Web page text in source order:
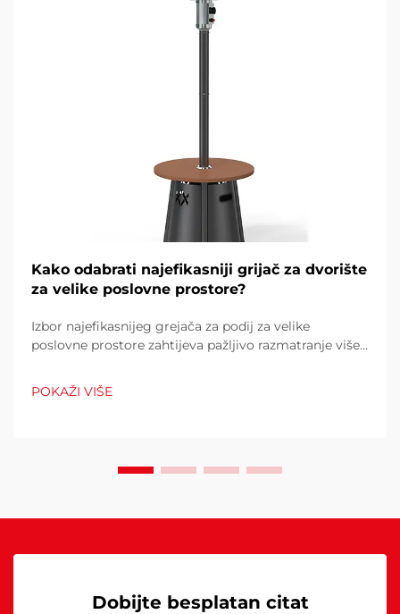
Kako odabrati najefikasniji grijač za dvorište
za velike poslovne prostore?
Izbor najefikasnijeg grejača za podij za velike
poslovne prostore zahtijeva pažljivo razmatranje više
udobnost kupaca i potrošnju energije. Pogrešan izbor
može rezultirati neadekvatnom toplinom...
POKAŽI VIŠE
Dobijte besplatan citat